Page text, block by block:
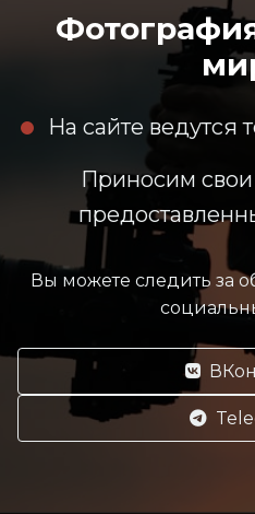
На сайте ведутся
Приносим
Вы можете следить за